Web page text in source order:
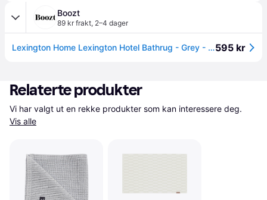
Boozt
89 kr frakt, 2–4 dager
Lexington Home Lexington Hotel Bathrug - Grey - 60X90595 kr
Relaterte produkter
Vis alle